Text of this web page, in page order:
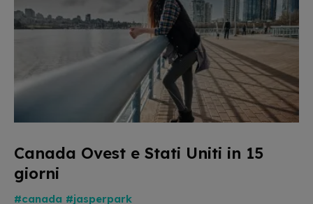
Canada Ovest e Stati Uniti in 15
giorni
#canada #jasperpark